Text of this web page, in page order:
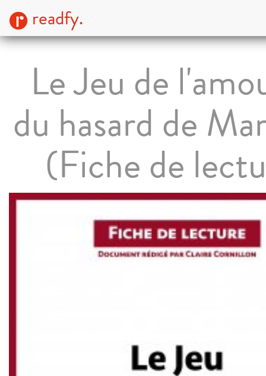
readfy.
Le Jeu de
du hasard de
(Fiche de